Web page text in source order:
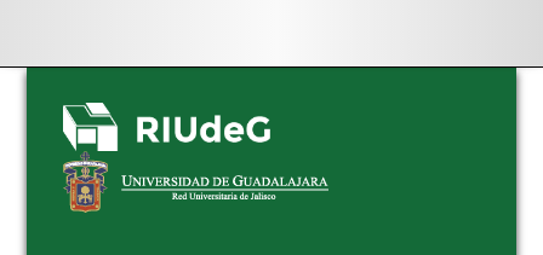
Skip
navigation